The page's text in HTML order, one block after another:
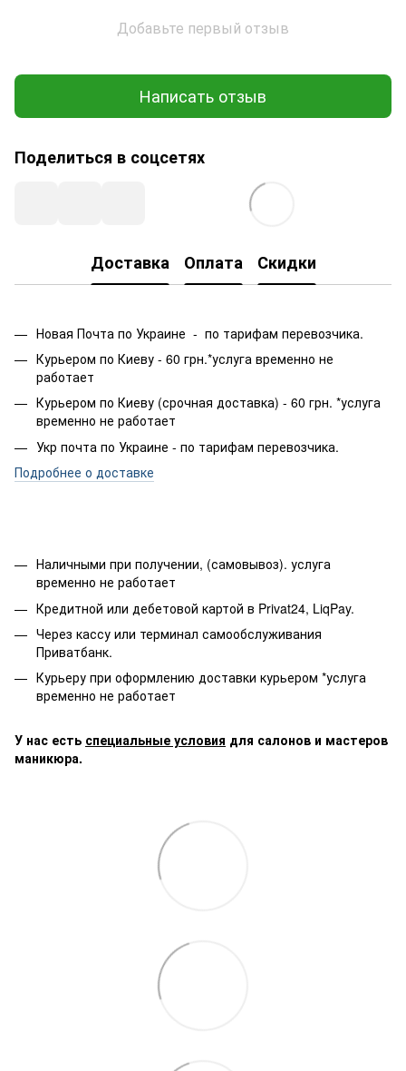
Добавьте первый отзыв
Написать отзыв
Поделиться в соцсетях
Доставка Оплата Скидки
Новая Почта по Украине - по тарифам перевозчика.
Курьером по Киеву - 60 грн.*услуга временно не
работает
Курьером по Киеву (срочная доставка) - 60 грн. *услуга
временно не работает
Укр почта по Украине - по тарифам перевозчика.
Подробнее о доставке
Наличными при получении, (самовывоз). услуга
временно не работает
Кредитной или дебетовой картой в Privat24, LiqPay.
Через кассу или терминал самообслуживания
Приватбанк.
Курьеру при оформлению доставки курьером *услуга
временно не работает
У нас есть специальные условия для салонов и мастеров
маникюра.